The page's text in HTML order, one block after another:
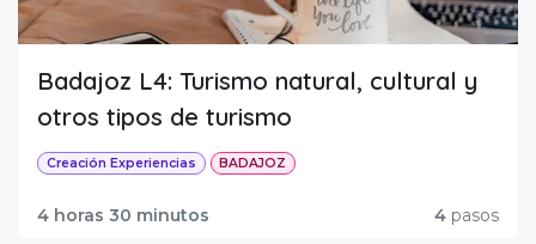
Badajoz L4: Turismo natural, cultural y
otros tipos de turismo
Creación Experiencias BADAJOZ
4 horas 30 minutos 4 pasos